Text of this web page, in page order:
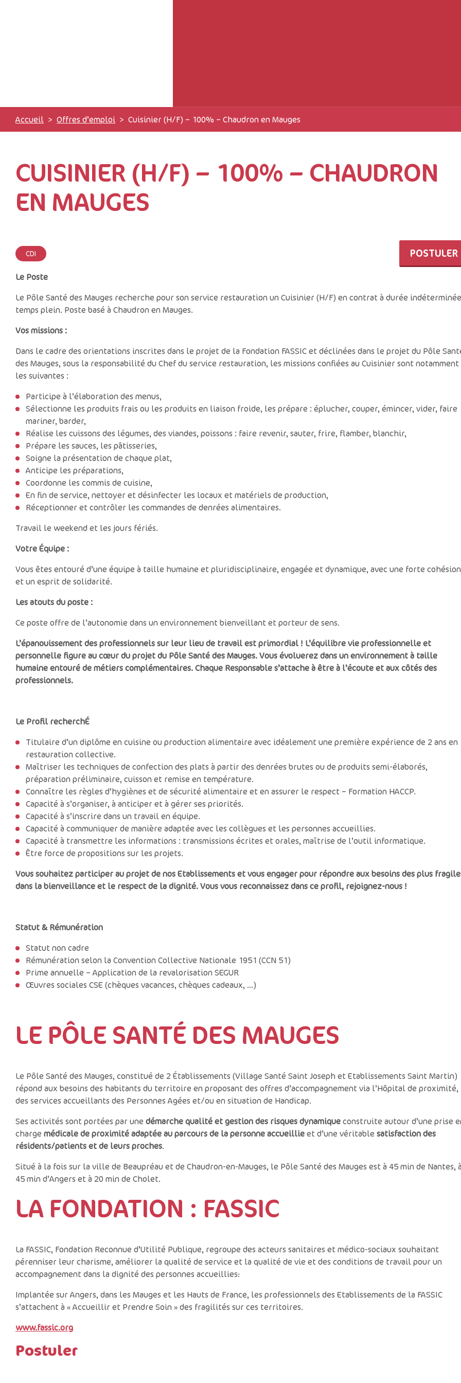
Accueil Offres d’emploi Cuisinier (H/F) – 100% – Chaudron en Mauges
CUISINIER (H/F) – 100% – CHAUDRON
EN MAUGES
CDI POSTULER
Le Poste
Le Pôle Santé des Mauges recherche pour son service restauration un Cuisinier (H/F) en contrat à durée
temps plein. Poste basé à Chaudron en Mauges.
Vos missions :
Dans le cadre des orientations inscrites dans le projet de la Fondation FASSIC et déclinées dans le projet du Pôle
des Mauges, sous la responsabilité du Chef du service restauration, les missions confiées au Cuisinier sont notamment
les suivantes :
Participe à l’élaboration des menus,
Sélectionne les produits frais ou les produits en liaison froide, les prépare : éplucher, couper, émincer, vider, faire
mariner, barder,
Réalise les cuissons des légumes, des viandes, poissons : faire revenir, sauter, frire, flamber, blanchir,
Prépare les sauces, les pâtisseries,
Soigne la présentation de chaque plat,
Anticipe les préparations,
Coordonne les commis de cuisine,
En fin de service, nettoyer et désinfecter les locaux et matériels de production,
Réceptionner et contrôler les commandes de denrées alimentaires.
Travail le weekend et les jours fériés.
VotreÉquipe :
Vous êtes entouré d’une équipe à taille humaine et pluridisciplinaire, engagée et dynamique, avec une forte cohésion
et un esprit de solidarité.
Les atouts du poste :
Ce poste offre de l’autonomie dans un environnement bienveillant et porteur de sens.
L’épanouissement des professionnels sur leur lieu de travail est primordial ! L’équilibre vie professionnelle et
personnelle figure au cœur du projet du Pôle Santé des Mauges. Vous évoluerez dans un environnement à taille
humaine entouré de métiers complémentaires. Chaque Responsable s’attache à être à l’écoute et aux côtés des
professionnels.
Le Profil recherchÉ
Titulaire d’un diplôme en cuisine ou production alimentaire avec idéalement une première expérience de 2 ans en
restauration collective.
Maîtriser les techniques de confection des plats à partir des denrées brutes ou de produits semi-élaborés,
préparation préliminaire, cuisson et remise en température.
Connaître les règles d’hygiènes et de sécurité alimentaire et en assurer le respect – Formation HACCP.
Capacité à s’organiser, à anticiper et à gérer ses priorités.
Capacité à s’inscrire dans un travail en équipe.
Capacité à communiquer de manière adaptée avec les collègues et les personnes accueillies.
Capacité à transmettre les informations : transmissions écrites et orales, maîtrise de l’outil informatique.
Être force de propositions sur les projets.
Vous souhaitez participer au projet de nos Etablissements et vous engager pour répondre aux besoins des plus
dans la bienveillance et le respect de la dignité. Vous vous reconnaissez dans ce profil, rejoignez-nous !
Statut & Rémunération
Statut non cadre
Rémunération selon la Convention Collective Nationale 1951 (CCN 51)
Prime annuelle – Application de la revalorisation SEGUR
Œuvres sociales CSE (chèques vacances, chèques cadeaux, …)
LE PÔLE SANTÉ DES MAUGES
Le Pôle Santé des Mauges, constitué de 2 Établissements (Village Santé Saint Joseph et Etablissements Saint Martin)
répond aux besoins des habitants du territoire en proposant des offres d’accompagnement via l’Hôpital de proximité,
des services accueillants des Personnes Agées et/ou en situation de Handicap.
Ses activités sont portées par une démarche qualité et gestion des risques dynamiqueconstruite autour d’une prise
charge médicale de proximité adaptée au parcours de la personne accueillieet d’une véritable satisfaction des
résidents/patients et de leurs proches.
Situé à la fois sur la ville de Beaupréau et de Chaudron-en-Mauges, le Pôle Santé des Mauges est à 45 min de Nantes,
45 min d’Angers et à 20 min de Cholet.
LA FONDATION : FASSIC
La FASSIC, Fondation Reconnue d’Utilité Publique, regroupe des acteurs sanitaires et médico-sociaux souhaitant
pérenniser leur charisme, améliorer la qualité de service et la qualité de vie et des conditions de travail pour un
accompagnement dans la dignité des personnes accueillies.
Implantée sur Angers, dans les Mauges et les Hauts de France, les professionnels des Etablissements de la FASSIC
s’attachent à « Accueillir et Prendre Soin » des fragilités sur ces territoires.
www.fassic.org
Postuler